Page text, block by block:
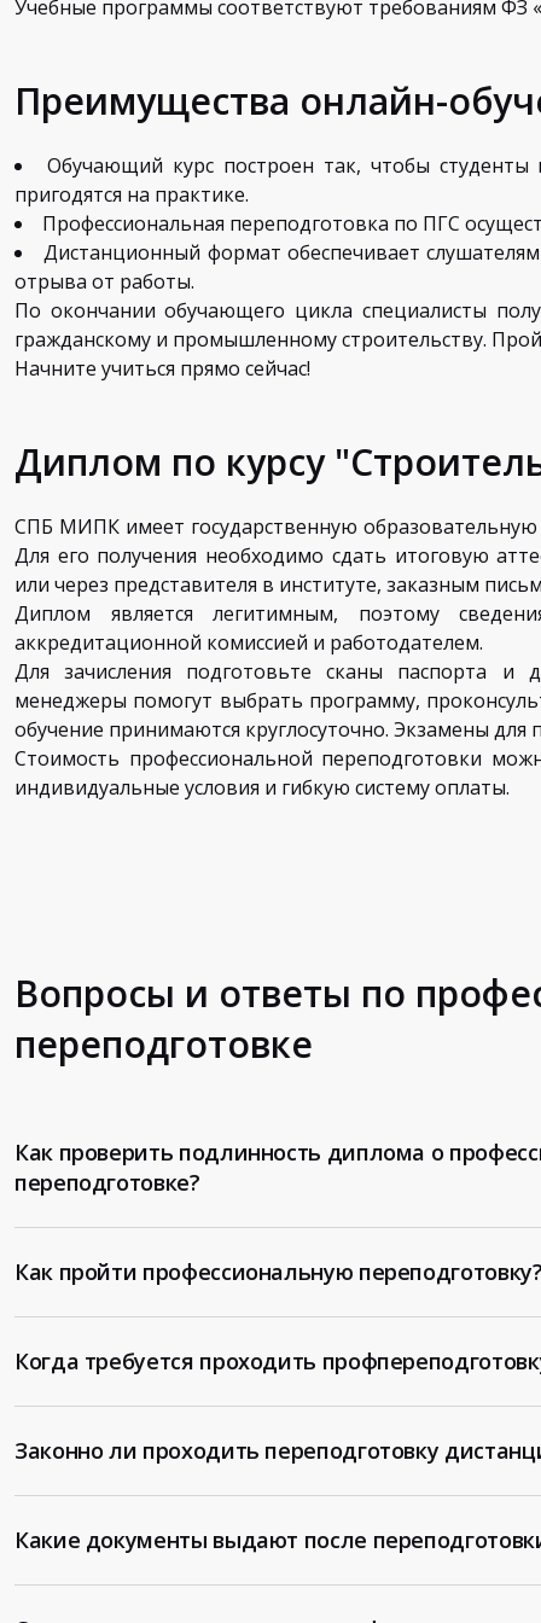
Учебные программы соответствуют требованиям
Преимущества онлайн-
Обучающий курс построен так, чтобы студенты
пригодятся на практике.
Профессиональная переподготовка по ПГС
Дистанционный формат обеспечивает
отрыва от работы.
По окончании обучающего цикла специалисты
гражданскому и промышленному строительству.
Начните учиться прямо сейчас!
Диплом по курсу
СПБ МИПК имеет государственную
Для его получения необходимо сдать итоговую
или через представителя в институте, заказным
Диплом является легитимным, поэтому
аккредитационной комиссией и работодателем.
Для зачисления подготовьте сканы паспорта
менеджеры помогут выбрать программу,
обучение принимаются круглосуточно. Экзамены для
Стоимость профессиональной переподготовки
индивидуальные условия и гибкую систему оплаты.
Вопросы и ответы по
переподготовке
Как проверить подлинность диплома о
переподготовке?
Как пройти профессиональную
Когда требуется проходить
Законно ли проходить переподготовку
Какие документы выдают после